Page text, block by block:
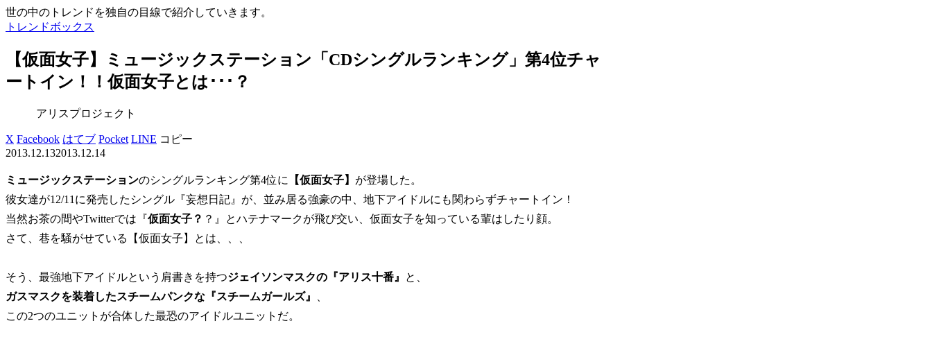
世の中のトレンドを独自の目線で紹介していきます。
トレンドボックス
【仮面女子】ミュージックステーション「CDシングルランキング」第4位チャ
ートイン！！仮面女子とは･･･？
アリスプロジェクト
X Facebook はてブ Pocket LINE コピー
2013.12.132013.12.14
ミュージックステーションのシングルランキング第4位に 【仮面女子】 が登場した。
彼女達が12/11に発売したシングル『妄想日記』が、並み居る強豪の中、地下アイドルにも関わらずチャートイン！
当然お茶の間やTwitterでは『仮面女子？ ？』とハテナマークが飛び交い、仮面女子を知っている輩はしたり顔。
さて、巷を騒がせている【仮面女子】とは、、、
そう、最強地下アイドルという肩書きを持つジェイソンマスクの『アリス十番』
と、
ガスマスクを装着したスチームパンクな『スチームガールズ』
この2つのユニットが合体した最恐のアイドルユニットだ。